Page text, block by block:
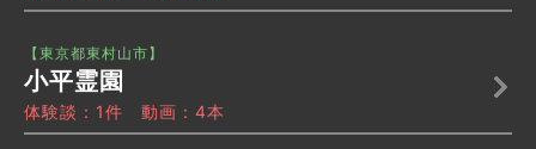
【東京都東村山市】
小平霊園
体験談：1件 動画：4本